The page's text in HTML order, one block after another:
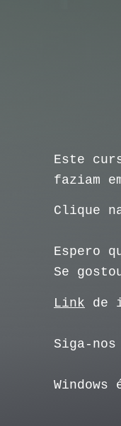
Este
faziam
Clique
Espero
Se
Link de
Siga-nos